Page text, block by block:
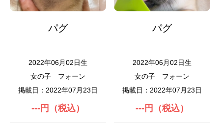
パグ
2022年06月02日生
女の子
フォーン
掲載日：2022年07月23日
---円（税込）
パグ
2022年06月02日生
女の子
フォーン
掲載日：2022年07月23日
---円（税込）